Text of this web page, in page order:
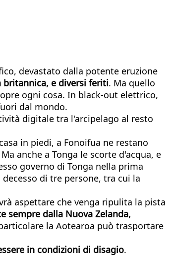
devastato dalla potente eruzione
e diversi feriti. Ma quello
ogni cosa. In black-out elettrico,
dal mondo.
digitale tra l'arcipelago al resto
in piedi, a Fonoifua ne restano
anche a Tonga le scorte d'acqua, e
governo di Tonga nella prima
di tre persone, tra cui la
aspettare che venga ripulita la pista
sempre dalla Nuova Zelanda,
la Aotearoa può trasportare
in condizioni di disagio.